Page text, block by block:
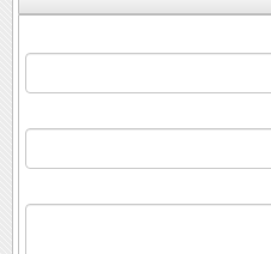
◂پرسش‌نامه)